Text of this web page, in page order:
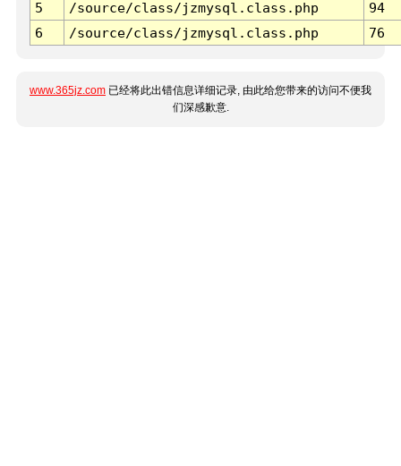
5
/source/class/jzmysql.class.php
94
6
/source/class/jzmysql.class.php 76
www.365jz.com 已经将此出错信息详细记录, 由此给您带来的访问不便我
们深感歉意.